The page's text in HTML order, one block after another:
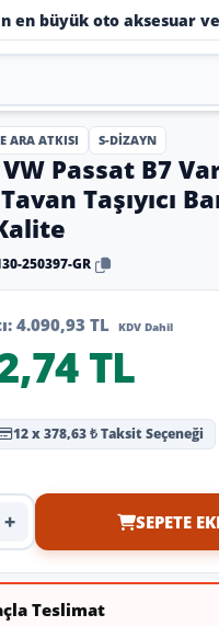
en büyük oto aksesuar
ARA ATKISI S-DIZAYN
Passat B7
Taşıyıcı
250397-GR
4.090,93 TL KDV Dahil
TL
12 x 378,63 ₺ Taksit Seçeneği
+ SEPETE
Teslimat